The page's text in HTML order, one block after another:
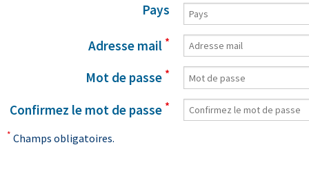
Pays
Adresse mail *
Mot de passe *
Confirmez le mot de passe *
* Champs obligatoires.